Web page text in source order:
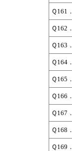
Ｑ161．
Ｑ162．
Ｑ163．
Ｑ164．
Ｑ165．
Ｑ166．
Ｑ167．
Ｑ168．
Ｑ169．